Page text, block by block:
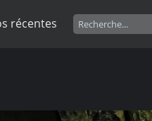
récentes